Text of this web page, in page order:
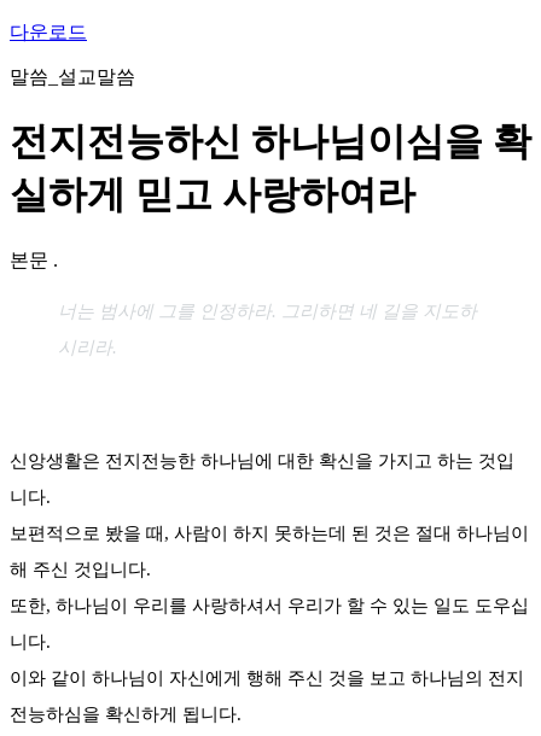
다운로드
말씀_설교말씀
전지전능하신 하나님이심을 확
실하게 믿고 사랑하여라
본문 .
너는 범사에 그를 인정하라. 그리하면 네 길을 지도하
시리라.
신앙생활은 전지전능한 하나님에 대한 확신을 가지고 하는 것입
니다.
보편적으로 봤을 때, 사람이 하지 못하는데 된 것은 절대 하나님이
해 주신 것입니다.
또한, 하나님이 우리를 사랑하셔서 우리가 할 수 있는 일도 도우십
니다.
이와 같이 하나님이 자신에게 행해 주신 것을 보고 하나님의 전지
전능하심을 확신하게 됩니다.